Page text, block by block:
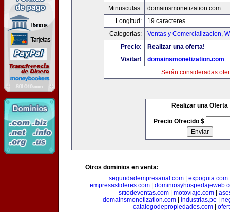
Minusculas:
domainsmonetization.com
Longitud:
19 caracteres
Categorias:
Ventas y Comercializacion,
Precio:
Realizar una oferta!
Visitar!
domainsmonetization.com
Serán consideradas
Realizar una Oferta
Precio Ofrecido $
Otros dominios en venta:
seguridadempresarial.com
expoguia.com
empresaslideres.com|
sitiodeventas.com
motoviaje.com
domainsmonetization.com| industrias.pe
catalogodepropiedades.com